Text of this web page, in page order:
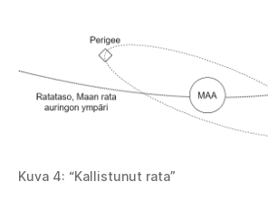
Kuva 4: “Kallistunut rata”